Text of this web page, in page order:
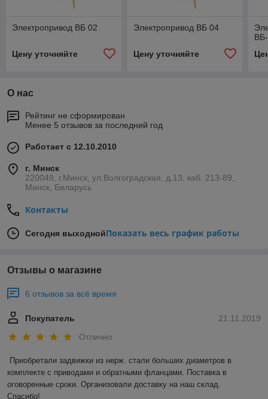
Электропривод ВБ 02
Цену уточняйте
Электропривод ВБ 04
Цену уточняйте
О нас
Рейтинг не сформирован
Менее 5 отзывов за последний год
Работает с 12.10.2010
г. Минск
220049, г.Минск, ул.Волгоградская, д.13, каб. 213-89,
Минск, Беларусь
Контакты
Сегодня выходнойПоказать весь график работы
Отзывы о магазине
6 отзывов за всё время
21.11.2019
Покупатель
Отлично
Приобретали задвижки из нерж. стали больших диаметров в
комплекте с приводами и обратными фланцами. Поставка в
оговоренные сроки. Организовали доставку на наш склад.
Спасибо!